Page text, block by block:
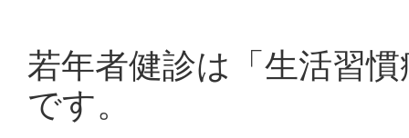
若年者健診は「生活習
です。